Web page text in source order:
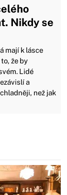
Nikdy se
mají k lásce
že by
Lidé
a
než jak